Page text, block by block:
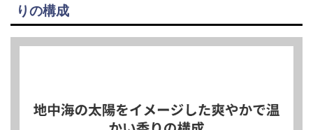
りの構成